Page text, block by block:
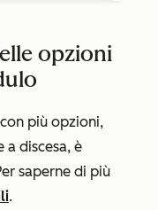
opzioni
più opzioni,
a discesa, è
saperne di più
.